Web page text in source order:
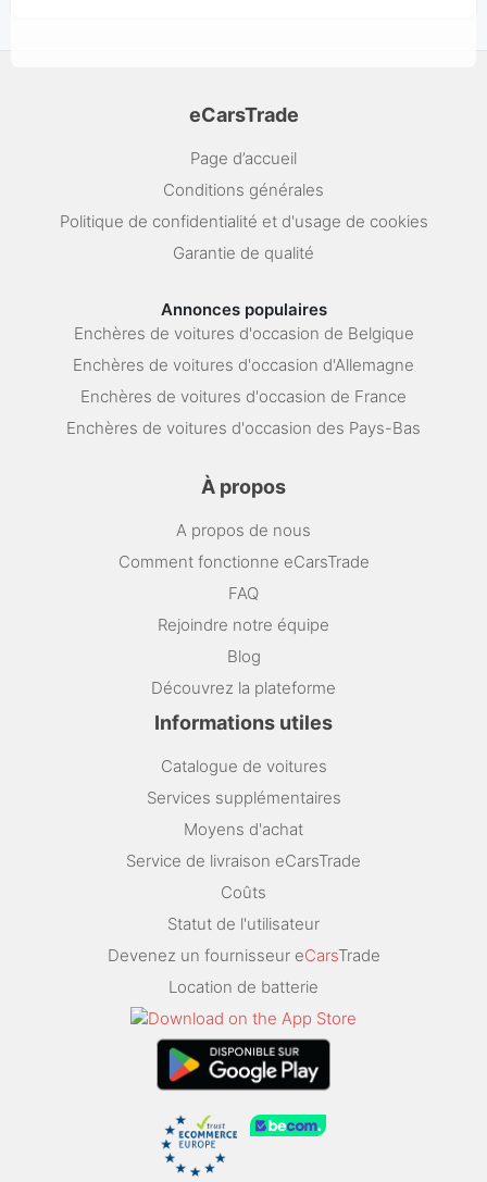
eCarsTrade
Page d’accueil
Conditions générales
Politique de confidentialité et d'usage de cookies
Garantie de qualité
Annonces populaires
Enchères de voitures d'occasion de Belgique
Enchères de voitures d'occasion d'Allemagne
Enchères de voitures d'occasion de France
Enchères de voitures d'occasion des Pays-Bas
À propos
A propos de nous
Comment fonctionne eCarsTrade
FAQ
Rejoindre notre équipe
Blog
Découvrez la plateforme
Informations utiles
Catalogue de voitures
Services supplémentaires
Moyens d'achat
Service de livraison eCarsTrade
Coûts
Statut de l'utilisateur
Devenez un fournisseur eCarsTrade
Location de batterie